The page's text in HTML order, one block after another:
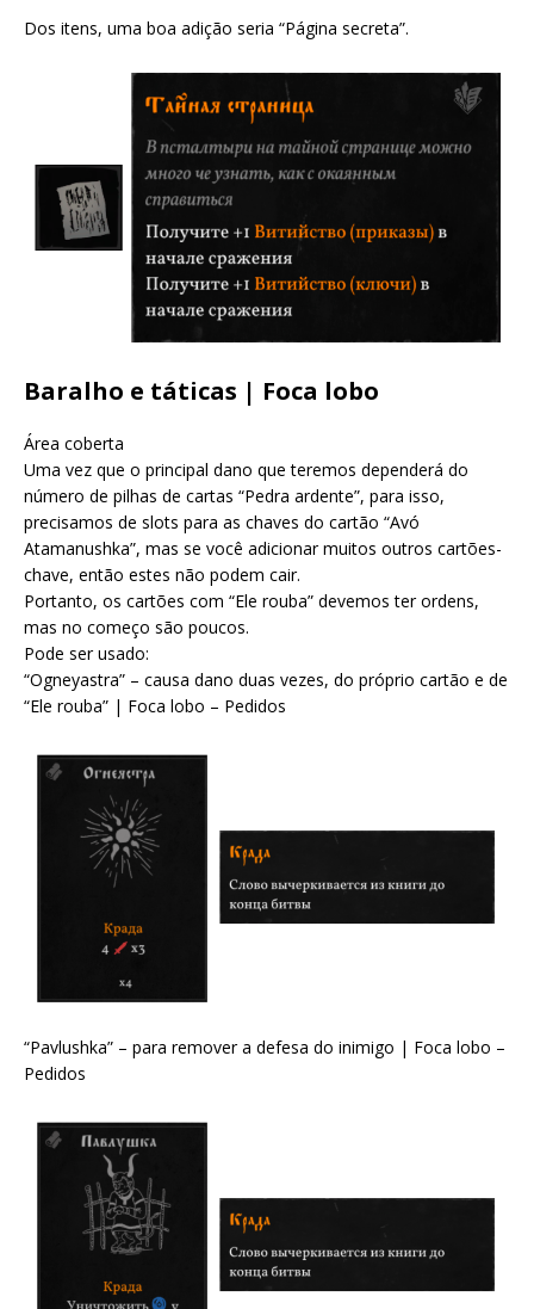
Dos itens, uma boa adição seria “Página secreta”.
Baralho e táticas | Foca lobo
Área coberta
Uma vez que o principal dano que teremos dependerá do
número de pilhas de cartas “Pedra ardente”, para isso,
precisamos de slots para as chaves do cartão “Avó
Atamanushka”, mas se você adicionar muitos outros cartões-
chave, então estes não podem cair.
Portanto, os cartões com “Ele rouba” devemos ter ordens,
mas no começo são poucos.
Pode ser usado:
“Ogneyastra” – causa dano duas vezes, do próprio cartão e de
“Ele rouba” | Foca lobo – Pedidos
“Pavlushka” – para remover a defesa do inimigo | Foca lobo –
Pedidos